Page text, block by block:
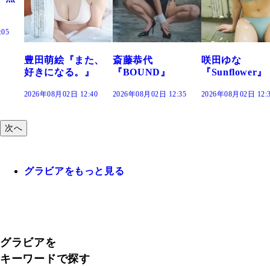
斎藤恭代
『BOUND』
2026年08月02日 12:35
咲田ゆな
『Sunflower』
2026年08月02日 12:30
藤水咲桜『花
だまり』
2026年08月02日
次へ
グラビアをもっと見る
グラビアを
キーワードで探す